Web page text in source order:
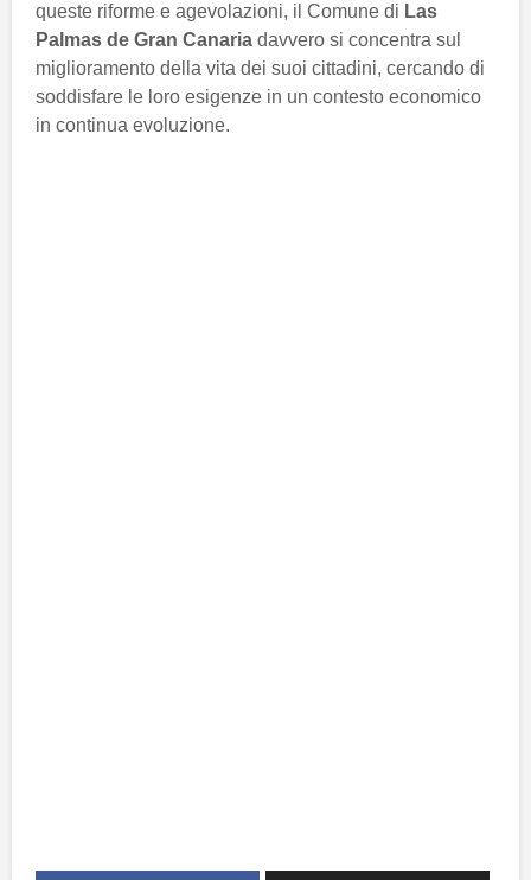
queste riforme e agevolazioni, il Comune di Las
Palmas de Gran Canaria davvero si concentra sul
miglioramento della vita dei suoi cittadini, cercando di
soddisfare le loro esigenze in un contesto economico
in continua evoluzione.